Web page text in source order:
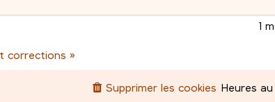
1
corrections »
Heures
Supprimer les cookies